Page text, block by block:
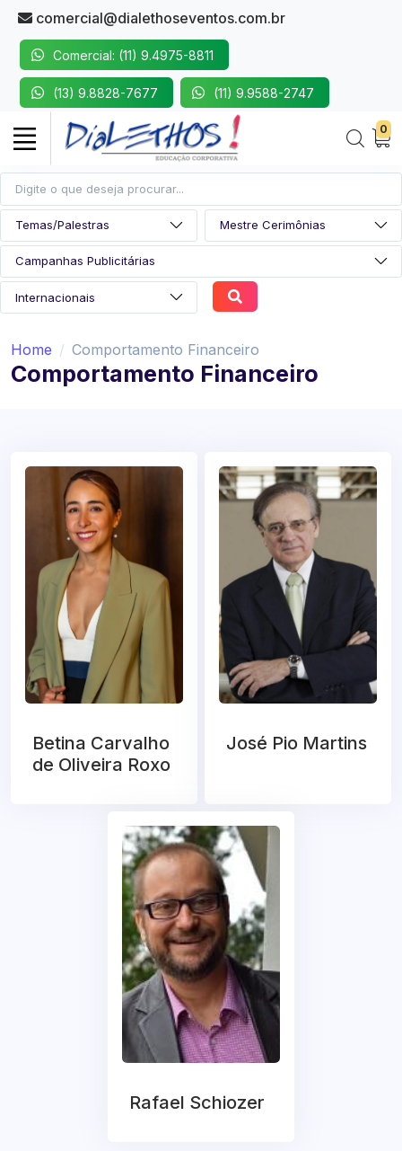
comercial@dialethoseventos.com.br
Comercial: (11) 9.4975-8811
(13) 9.8828-7677 (11) 9.9588-2747
0
Home Comportamento Financeiro
Comportamento Financeiro
Betina Carvalho
de Oliveira Roxo
José Pio Martins
Rafael Schiozer